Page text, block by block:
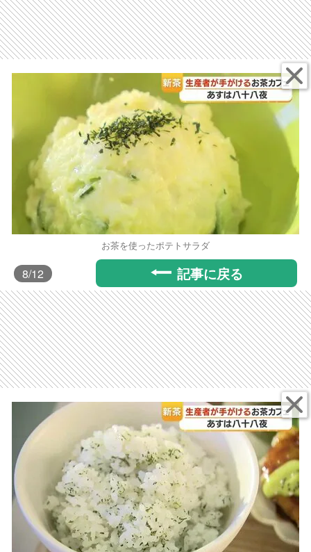
お茶を使ったポテトサラダ
8/12 記事に戻る